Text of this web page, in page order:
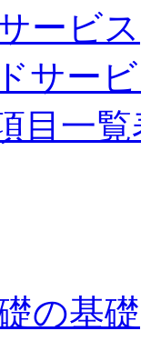
ービス
サー
目一覧
の基礎